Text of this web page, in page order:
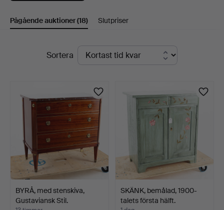
Handelslagret
Auktionsservice
Pågående auktioner(18) Slutpriser
PågåendeSortera
BYRÅ, med stenskiva,
Gustaviansk Stil.
SKÄNK, bemålad, 1900-
talets första hälft.